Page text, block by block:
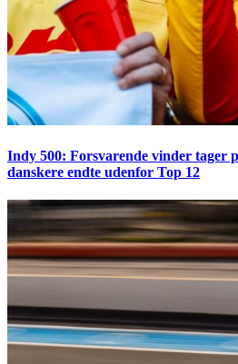
Indy 500: Forsvarende vinder tager
danskere endte udenfor Top 12